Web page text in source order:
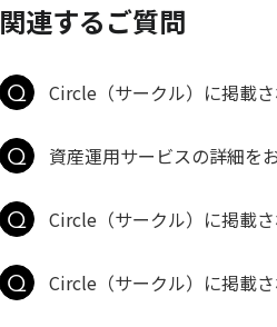
関連するご質問
Circle（サークル）に掲載
資産運用サービスの詳細を
Circle（サークル）に掲載
Circle（サークル）に掲載